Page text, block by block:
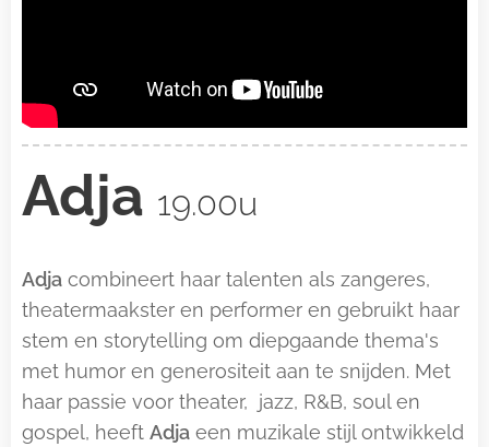
Adja 19.00u
Adja combineert haar talenten als zangeres,
theatermaakster en performer en gebruikt haar
stem en storytelling om diepgaande thema's
met humor en generositeit aan te snijden. Met
haar passie voor theater, jazz, R&B, soul en
gospel, heeft Adja een muzikale stijl ontwikkeld